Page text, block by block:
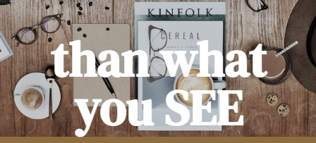
than what
you SEE